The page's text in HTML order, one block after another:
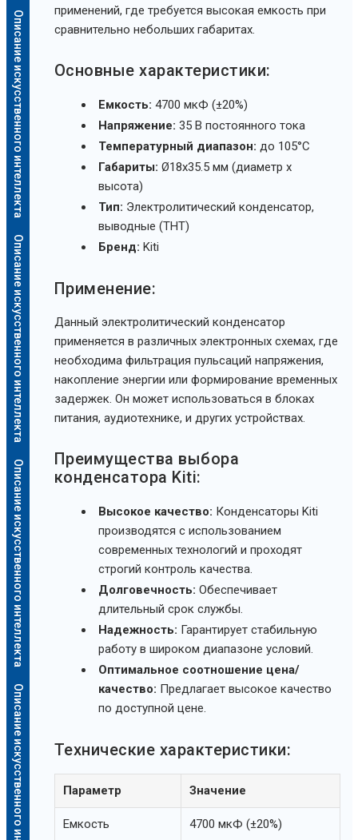
Описание искусственного интеллекта
Описание искусственного интеллекта
Описание искусственного интеллекта
Описание искусственного интеллекта
применений, где требуется высокая емкость при
сравнительно небольших габаритах.
Основные характеристики:
Емкость: 4700 мкФ (±20%)
Напряжение: 35 В постоянного тока
Температурный диапазон: до 105°C
Габариты: Ø18x35.5 мм (диаметр x
высота)
Тип: Электролитический конденсатор,
выводные (THT)
Бренд: Kiti
Применение:
Данный электролитический конденсатор
применяется в различных электронных схемах, где
необходима фильтрация пульсаций напряжения,
накопление энергии или формирование временных
задержек. Он может использоваться в блоках
питания, аудиотехнике, и других устройствах.
Преимущества выбора
конденсатора Kiti:
Высокое качество: Конденсаторы Kiti
производятся с использованием
современных технологий и проходят
строгий контроль качества.
Долговечность: Обеспечивает
длительный срок службы.
Надежность: Гарантирует стабильную
работу в широком диапазоне условий.
Оптимальное соотношение цена/
качество: Предлагает высокое качество
по доступной цене.
Технические характеристики:
Параметр Значение
Емкость 4700 мкФ (±20%)